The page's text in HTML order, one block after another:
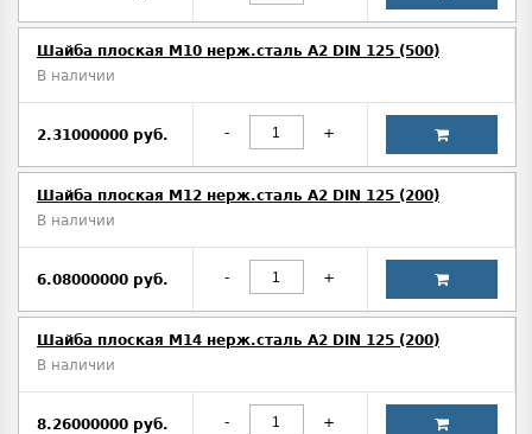
Шайба плоская М10 нерж.сталь А2 DIN 125 (500)
В наличии
2.31000000 руб. - +
Шайба плоская М12 нерж.сталь А2 DIN 125 (200)
В наличии
6.08000000 руб. - +
Шайба плоская М14 нерж.сталь А2 DIN 125 (200)
В наличии
8.26000000 руб. - +